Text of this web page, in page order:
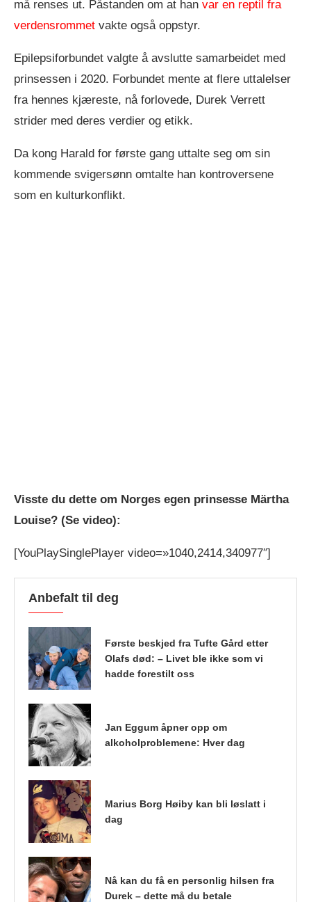
må renses ut. Påstanden om at han var en reptil fra
verdensrommet vakte også oppstyr.
Epilepsiforbundet valgte å avslutte samarbeidet med
prinsessen i 2020. Forbundet mente at flere uttalelser
fra hennes kjæreste, nå forlovede, Durek Verrett
strider med deres verdier og etikk.
Da kong Harald for første gang uttalte seg om sin
kommende svigersønn omtalte han kontroversene
som en kulturkonflikt.
Visste du dette om Norges egen prinsesse Märtha
Louise? (Se video):
[YouPlaySinglePlayer video=»1040,2414,340977″]
Anbefalt til deg
Første beskjed fra Tufte Gård etter
Olafs død: – Livet ble ikke som vi
hadde forestilt oss
Jan Eggum åpner opp om
alkoholproblemene: Hver dag
Marius Borg Høiby kan bli løslatt i
dag
Nå kan du få en personlig hilsen fra
Durek – dette må du betale